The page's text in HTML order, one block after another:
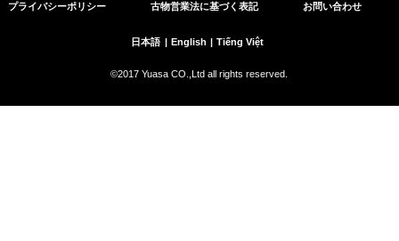
プライバシーポリシー 古物営業法に基づく表記 お問い合わせ
日本語 English Tiếng Việt
©2017 Yuasa CO.,Ltd all rights reserved.